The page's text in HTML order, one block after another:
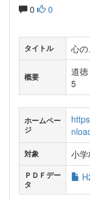
0 0
タイトル 心
概要
道
5
ホームペー
ジ
対象 小学
ＰＤＦデー
タ